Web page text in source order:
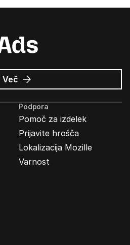
Več o
Oglasi
Mozilla
Podpora
Pomoč za izdelek
Prijavite hrošča
Lokalizacija Mozille
Varnost